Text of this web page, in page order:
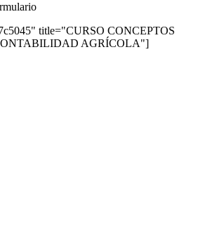
title="CURSO CONCEPTOS
AGRÍCOLA"]